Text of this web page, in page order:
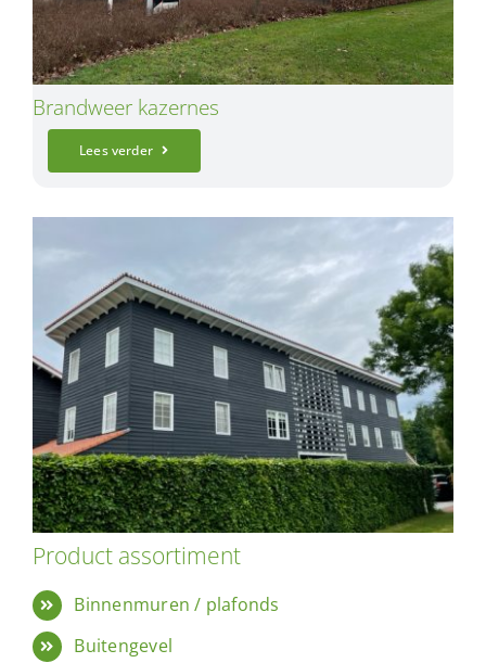
Brandweer kazernes
Lees verder
Product assortiment
Binnenmuren / plafonds
Buitengevel